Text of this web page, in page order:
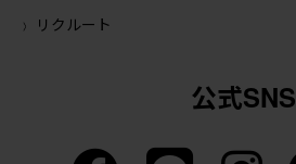
リクルート
公式SNS